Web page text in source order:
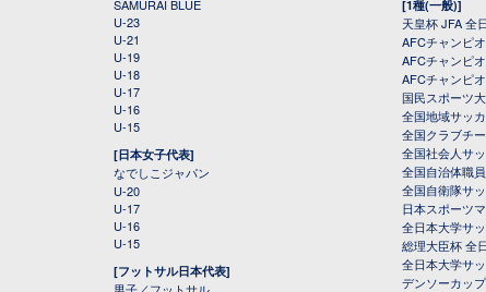
SAMURAI BLUE
U-23
U-21
U-19
U-18
U-17
U-16
U-15
[日本女子代表]
なでしこジャパン
U-20
U-17
U-16
U-15
[フットサル日本代表]
[1種(一般)]
天皇杯 JFA 全
AFCチャンピ
AFCチャンピ
AFCチャンピ
国民スポーツ
全国地域サッ
全国クラブチ
全国社会人サ
全国自治体職
全国自衛隊サ
日本スポーツ
全日本大学サ
総理大臣杯 全
全日本大学サ
デンソーカッ